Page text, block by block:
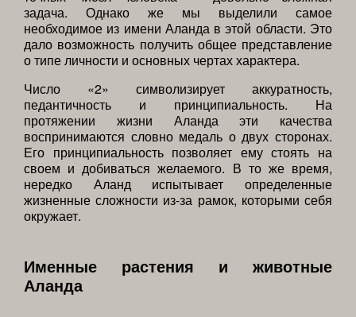
задача. Однако же мы выделили самое
необходимое из имени Аланда в этой области. Это
дало возможность получить общее представление
о типе личности и основных чертах характера.
Число «2» символизирует аккуратность,
педантичность и принципиальность. На
протяжении жизни Аланда эти качества
воспринимаются словно медаль о двух сторонах.
Его принципиальность позволяет ему стоять на
своем и добиваться желаемого. В то же время,
нередко Аланд испытывает определенные
жизненные сложности из-за рамок, которыми себя
окружает.
Именные растения и животные
Аланда